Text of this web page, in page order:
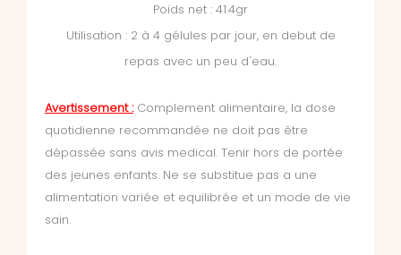
Poids net : 41.4gr
Utilisation : 2 à 4 gélules par jour, en debut de
repas avec un peu d'eau.
Avertissement : Complement alimentaire, la dose
quotidienne recommandée ne doit pas être
dépassée sans avis medical. Tenir hors de portée
des jeunes enfants. Ne se substitue pas a une
alimentation variée et equilibrée et un mode de vie
sain.